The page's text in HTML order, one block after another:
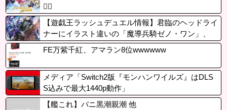
👍🏻
【遊戯王ラッシュデュエル情報】君臨のヘッドライ
ナーにイラスト違いの「魔導兵騎ゼノ・ワン」、
「救惺の轟拳 フィスト」が収録決定！
FE万紫千紅、アマラン8位wwwwww
メディア「Switch2版『モンハンワイルズ』はDLS
S込みで最大1440p動作」
【艦これ】バニ黒潮親潮 他